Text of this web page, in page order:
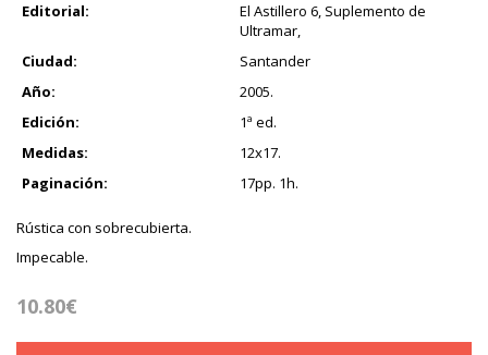
Editorial:
El Astillero 6, Suplemento de
Ultramar,
Ciudad:
Santander
Año:
2005.
Edición:
1ª ed.
Medidas:
12x17.
Paginación:
17pp. 1h.
Rústica con sobrecubierta.
Impecable.
10.80€